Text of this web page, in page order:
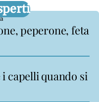
peperone, feta
capelli quando si